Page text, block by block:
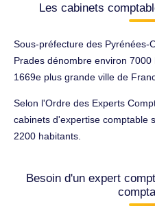
Les cabinets
Sous-préfecture des Pyrénées-
Prades dénombre environ
1669e plus grande ville de
Selon l'Ordre des Experts
cabinets d'expertise comptable
2200 habitants.
Besoin d'un expert